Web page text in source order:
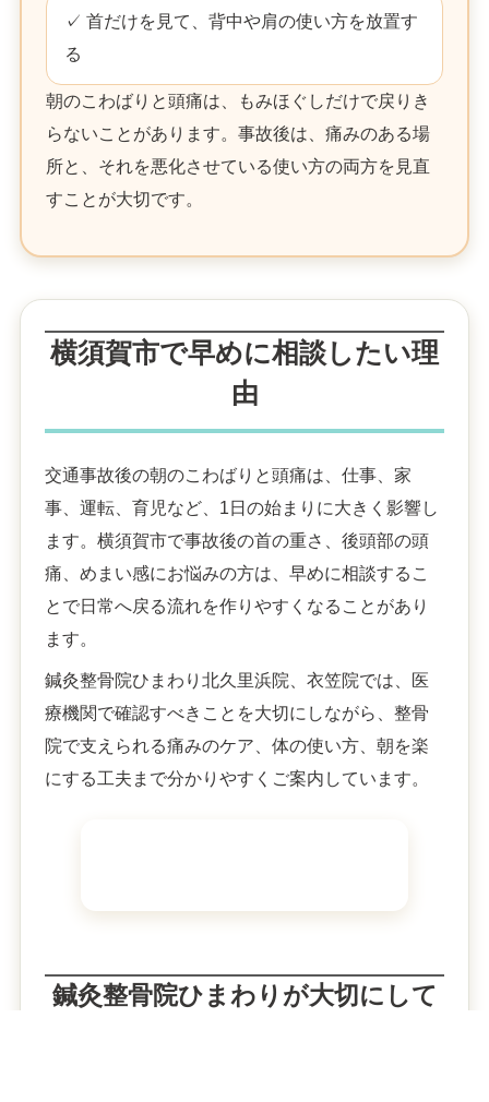
✓ 首だけを見て、背中や肩の使い方を放置す
る
朝のこわばりと頭痛は、もみほぐしだけで戻りき
らないことがあります。事故後は、痛みのある場
所と、それを悪化させている使い方の両方を見直
すことが大切です。
横須賀市で早めに相談したい理
由
交通事故後の朝のこわばりと頭痛は、仕事、家
事、運転、育児など、1日の始まりに大きく影響し
ます。横須賀市で事故後の首の重さ、後頭部の頭
痛、めまい感にお悩みの方は、早めに相談するこ
とで日常へ戻る流れを作りやすくなることがあり
ます。
鍼灸整骨院ひまわり北久里浜院、衣笠院では、医
療機関で確認すべきことを大切にしながら、整骨
院で支えられる痛みのケア、体の使い方、朝を楽
にする工夫まで分かりやすくご案内しています。
鍼灸整骨院ひまわりが大切にして